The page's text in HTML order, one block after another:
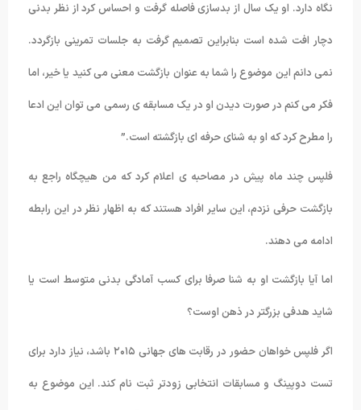
نگاه دارد. او یک سال از بدسازی فاصله گرفت و احساس کرد از نظر بدنی
دچار افت شده است بنابراین تصمیم گرفت به جلسات تمرینی بازگردد.
نمی دانم این موضوع را شما به عنوان بازگشت معنی می کنید یا خیر، اما
فکر می کنم در صورت دیدن او در یک مسابقه ی رسمی می توان این ادعا
را مطرح کرد که او به شنای حرفه ای بازگشته است.”
فلپس چند ماه پیش در مصاحبه ی اعلام کرد که من هیچگاه راجع به
بازگشت حرفی نزدم، این سایر افراد هستند که به اظهار نظر در این رابطه
ادامه می دهند.
اما آیا بازگشت او به شنا صرفا برای کسب آمادگی بدنی متوسط است یا
شاید هدفی بزرگتر در ذهن اوست؟
اگر فلپس خواهان حضور در رقابت های جهانی ۲۰۱۵ باشد، نیاز دارد برای
تست دوپینگ و مسابقات انتخابی زودتر ثبت نام کند. این موضوع به